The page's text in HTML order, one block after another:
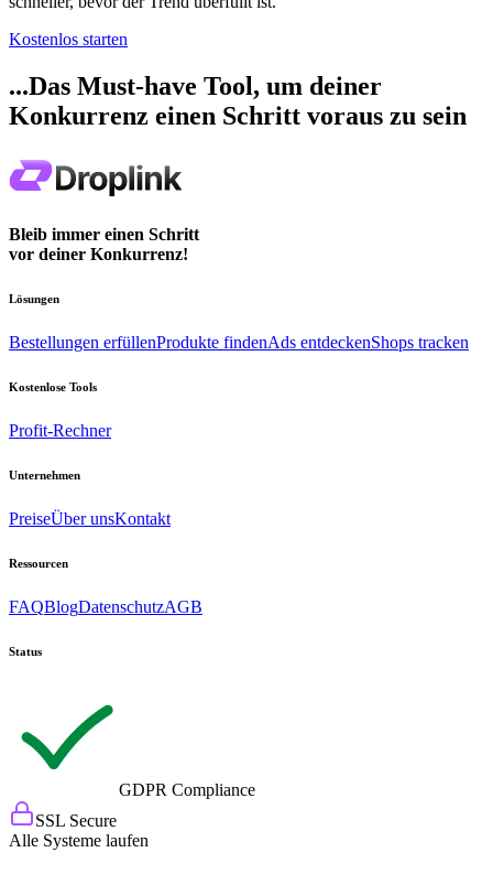
Kostenlos starten
...Das Must-have Tool, um deiner
Konkurrenz einen Schritt voraus zu sein
Bleib immer einen Schritt
vor deiner Konkurrenz!
Lösungen
Bestellungen erfüllenProdukte findenAds entdeckenShops tracken
Kostenlose Tools
Profit-Rechner
Unternehmen
PreiseÜber unsKontakt
Ressourcen
FAQBlogDatenschutzAGB
Status
GDPR Compliance
SSL Secure
Alle Systeme laufen